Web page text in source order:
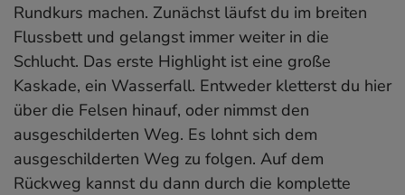
Rundkurs machen. Zunächst läufst du im breiten
Flussbett und gelangst immer weiter in die
Schlucht. Das erste Highlight ist eine große
Kaskade, ein Wasserfall. Entweder kletterst du hier
über die Felsen hinauf, oder nimmst den
ausgeschilderten Weg. Es lohnt sich dem
ausgeschilderten Weg zu folgen. Auf dem
Rückweg kannst du dann durch die komplette